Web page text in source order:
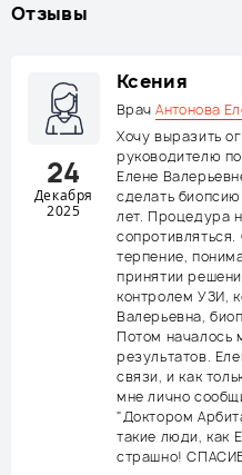
Отзывы
24
Декабря
2025
Ксения
ВрачАнтонова
Хочу выразить
руководителю
Елене
сделать
лет. Процедура
терпение,
принятии
контролем УЗИ,
Валерьевна,
Потом началось
результатов.
связи, и как
мне лично
"Доктором
такие люди, как
страшно!